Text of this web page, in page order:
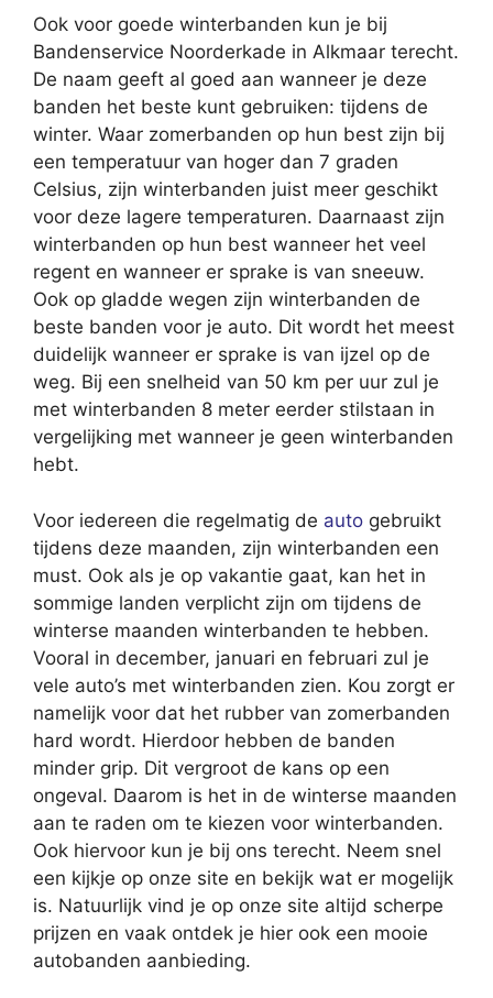
Ook voor goede winterbanden kun je bij
Bandenservice Noorderkade in Alkmaar terecht.
De naam geeft al goed aan wanneer je deze
banden het beste kunt gebruiken: tijdens de
winter. Waar zomerbanden op hun best zijn bij
een temperatuur van hoger dan 7 graden
Celsius, zijn winterbanden juist meer geschikt
voor deze lagere temperaturen. Daarnaast zijn
winterbanden op hun best wanneer het veel
regent en wanneer er sprake is van sneeuw.
Ook op gladde wegen zijn winterbanden de
beste banden voor je auto. Dit wordt het meest
duidelijk wanneer er sprake is van ijzel op de
weg. Bij een snelheid van 50 km per uur zul je
met winterbanden 8 meter eerder stilstaan in
vergelijking met wanneer je geen winterbanden
hebt.
Voor iedereen die regelmatig de auto gebruikt
tijdens deze maanden, zijn winterbanden een
must. Ook als je op vakantie gaat, kan het in
sommige landen verplicht zijn om tijdens de
winterse maanden winterbanden te hebben.
Vooral in december, januari en februari zul je
vele auto’s met winterbanden zien. Kou zorgt er
namelijk voor dat het rubber van zomerbanden
hard wordt. Hierdoor hebben de banden
minder grip. Dit vergroot de kans op een
ongeval. Daarom is het in de winterse maanden
aan te raden om te kiezen voor winterbanden.
Ook hiervoor kun je bij ons terecht. Neem snel
een kijkje op onze site en bekijk wat er mogelijk
is. Natuurlijk vind je op onze site altijd scherpe
prijzen en vaak ontdek je hier ook een mooie
autobanden aanbieding.